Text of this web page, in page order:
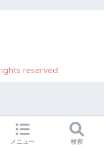
reserved.
メニュー 検索